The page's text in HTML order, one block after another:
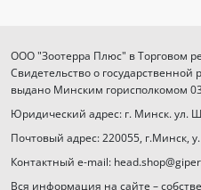
ООО "Зоотерра Плюс" в Торговом
Свидетельство о
выдано Минским горисполкомом
Юридический адрес: г. Минск. ул.
Почтовый адрес: 220055, г.Минск,
Контактный e-mail:
Вся информация на сайте –